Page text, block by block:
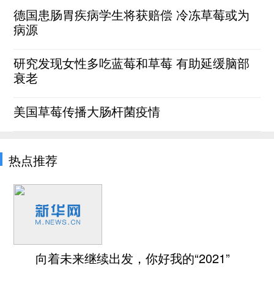
德国患肠胃疾病学生将获赔偿 冷冻草莓或为
病源
研究发现女性多吃蓝莓和草莓 有助延缓脑部
衰老
美国草莓传播大肠杆菌疫情
热点推荐
向着未来继续出发，你好我的“2021”